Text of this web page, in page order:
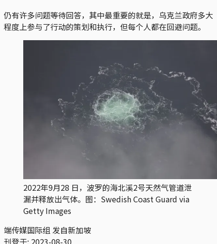
仍有许多问题等待回答，其中最重要的就是，乌克兰政府多大
程度上参与了行动的策划和执行，但每个人都在回避问题。
2022年9月28 日，波罗的海北溪2号天然气管道泄
漏并释放出气体。图：Swedish Coast Guard via
Getty Images
端传媒国际组 发自新加坡
刊登于: 2023-08-30